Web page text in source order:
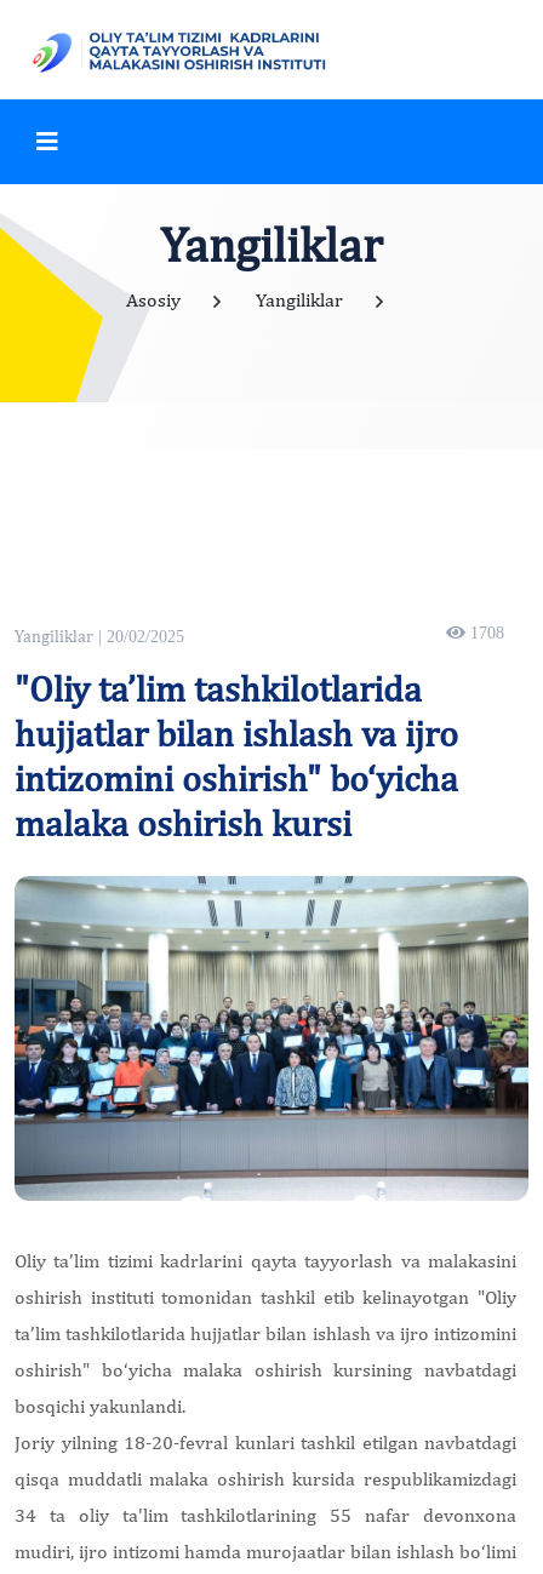
Yangiliklar
Asosiy Yangiliklar
Yangiliklar | 20/02/2025 1708
"Oliy ta’lim tashkilotlarida
hujjatlar bilan ishlash va ijro
intizomini oshirish" bo‘yicha
malaka oshirish kursi
Oliy ta’lim tizimi kadrlarini qayta tayyorlash va malakasini
oshirish instituti tomonidan tashkil etib kelinayotgan "Oliy
ta’lim tashkilotlarida hujjatlar bilan ishlash va ijro intizomini
oshirish" bo‘yicha malaka oshirish kursining navbatdagi
bosqichi yakunlandi.
Joriy yilning 18-20-fevral kunlari tashkil etilgan navbatdagi
qisqa muddatli malaka oshirish kursida respublikamizdagi
34 ta oliy ta'lim tashkilotlarining 55 nafar devonxona
mudiri, ijro intizomi hamda murojaatlar bilan ishlash bo‘limi